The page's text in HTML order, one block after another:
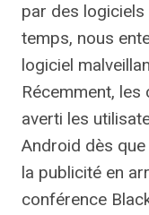
par des
temps, nous
logiciel
Récemment,
averti les
Android dès
la publicité en
conférence